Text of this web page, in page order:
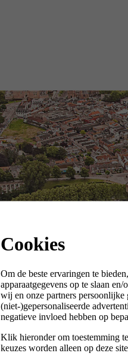
Cookies
Om de beste ervaringen te
apparaatgegevens op te slaan
wij en onze partners persoonlijke
(niet-)gepersonaliseerde
negatieve invloed hebben op
Klik hieronder om toestemming
keuzes worden alleen op deze